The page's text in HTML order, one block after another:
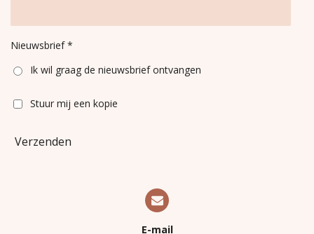
Nieuwsbrief *
Ik wil graag de nieuwsbrief ontvangen
Stuur mij een kopie
Verzenden
E-mail